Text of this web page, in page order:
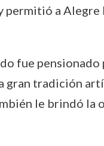
permitió a
fue pensionado
gran tradición
le brindó la